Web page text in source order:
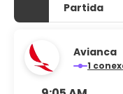
Partida
Avianca
1